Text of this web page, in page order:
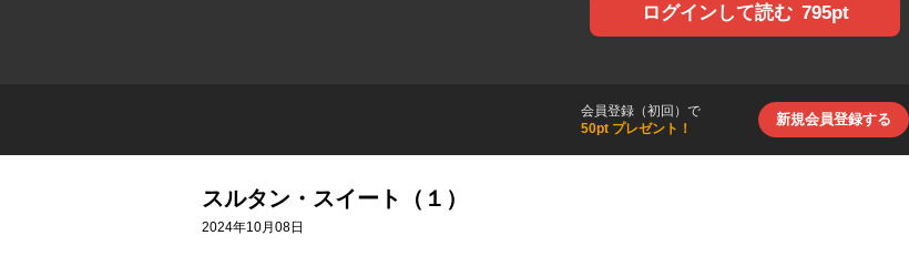
ログインして読む 795pt
会員登録（初回）で
50pt プレゼント！
新規会員登録する
スルタン・スイート（１）
2024年10月08日